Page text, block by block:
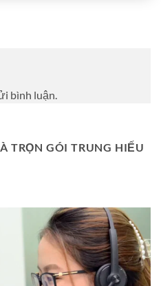
bình luận.
TRỌN GÓI TRUNG HIẾU